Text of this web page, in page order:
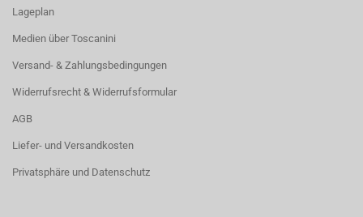
Lageplan
Medien über Toscanini
Versand- & Zahlungsbedingungen
Widerrufsrecht & Widerrufsformular
AGB
Liefer- und Versandkosten
Privatsphäre und Datenschutz